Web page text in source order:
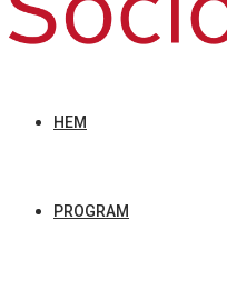
HEM
PROGRAM